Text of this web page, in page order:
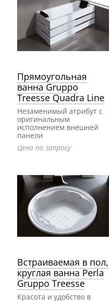
Прямоугольная
ванна Gruppo
Treesse Quadra Line
Незаменимый атрибут с
оригинальным
исполнением внешней
панели
Цена по запросу
Встраиваемая в пол,
круглая ванна Perla
Gruppo Treesse
Красота и удобство в